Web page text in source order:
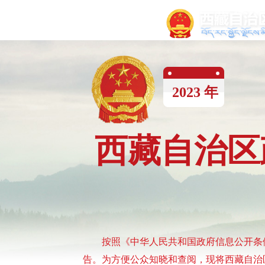
2023年
西藏自治
按照《中华人民共和国政府信息公开
告。为方便公众知晓和查阅，现将西藏自